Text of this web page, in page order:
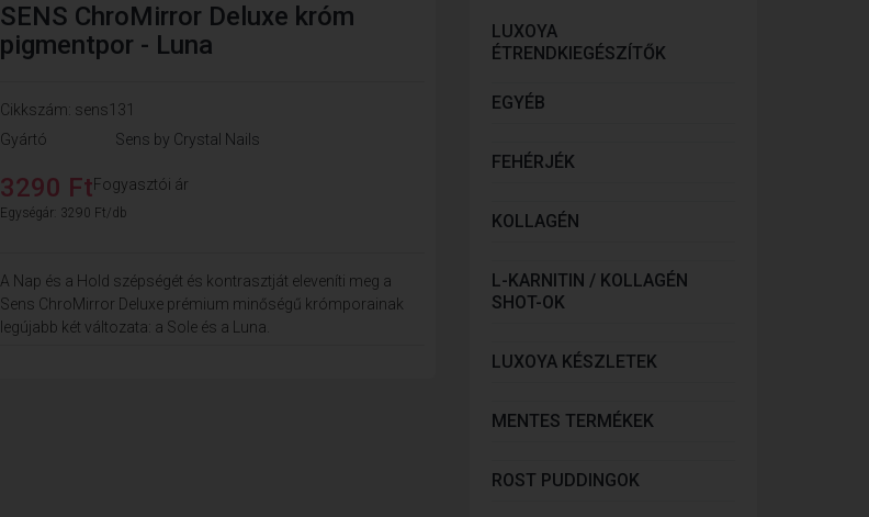
SENS ChroMirror Deluxe króm
pigmentpor - Luna
Cikkszám: sens131
Gyártó
Sens by Crystal Nails
Fogyasztói ár
3290 Ft
Egységár: 3290 Ft/db
A Nap és a Hold szépségét és kontrasztját eleveníti meg a
Sens ChroMirror Deluxe prémium minőségű krómporainak
legújabb két változata: a Sole és a Luna.
LUXOYA
ÉTRENDKIEGÉSZÍTŐK
EGYÉB
FEHÉRJÉK
KOLLAGÉN
L-KARNITIN / KOLLAGÉN
SHOT-OK
LUXOYA KÉSZLETEK
MENTES TERMÉKEK
ROST PUDDINGOK